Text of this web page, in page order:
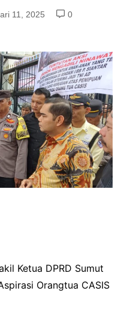
11, 2025
0
Ketua DPRD Sumut
Orangtua CASIS